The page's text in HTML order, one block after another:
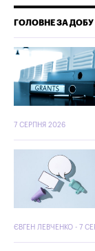
ГОЛОВНЕ ЗА ДОБУ
7 СЕРПНЯ 2026
ЄВГЕН ЛЕВЧЕНКО - 7